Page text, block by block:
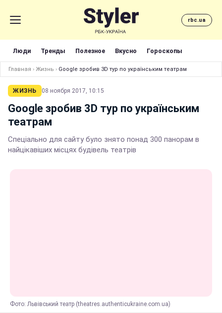
rbc.ua
Люди Тренды Полезное Вкусно Гороскопы
Главная › Жизнь › Google зробив 3D тур по українським театрам
ЖИЗНЬ 08 ноября 2017, 10:15
Google зробив 3D тур по українським
театрам
Спеціально для сайту було знято понад 300 панорам в
найцікавіших місцях будівель театрів
Фото: Львівський театр (theatres.authenticukraine.com.ua)